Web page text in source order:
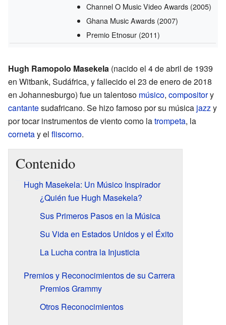
Channel O Music Video Awards (2005)
Ghana Music Awards (2007)
Premio Etnosur (2011)
Hugh Ramopolo Masekela (nacido el 4 de abril de 1939
en Witbank, Sudáfrica, y fallecido el 23 de enero de 2018
en Johannesburgo) fue un talentoso músico, compository
cantantesudafricano. Se hizo famoso por su música jazzy
por tocar instrumentos de viento como latrompeta, la
cornetay el fliscorno.
Contenido
Hugh Masekela: Un Músico Inspirador
¿Quién fue Hugh Masekela?
Sus Primeros Pasos en la Música
Su Vida en Estados Unidos y el Éxito
La Lucha contra la Injusticia
Premios y Reconocimientos de su Carrera
Premios Grammy
Otros Reconocimientos